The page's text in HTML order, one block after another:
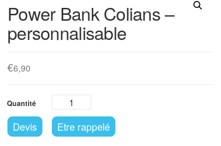
Power Bank Colians –
personnalisable
€6,90
Devis Etre rappelé